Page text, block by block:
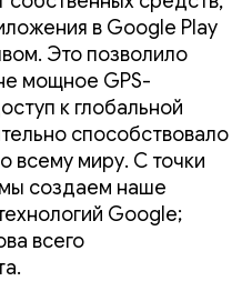
в Google Play
Это позволило
мощное GPS-
к глобальной
способствовало
всему миру. С точки
создаем наше
Google;
всего